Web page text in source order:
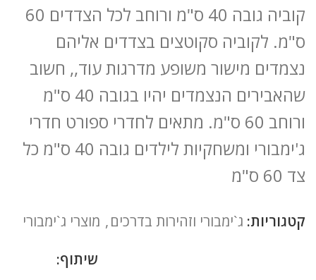
קוביה גובה 40 ס"מ ורוחב לכל הצדדים 60
ס"מ. לקוביה סקוטצים בצדדים אליהם
נצמדים מישור משופע מדרגות עוד,, חשוב
שהאבירים הנצמדים יהיו בגובה 40 ס"מ
ורוחב 60 ס"מ. מתאים לחדרי ספורט חדרי
ג'ימבורי ומשחקיות לילדים גובה 40 ס"מ כל
צד 60 ס"מ
קטגוריות: ג`ימבורי וזהירות בדרכים, מוצרי ג`ימבורי
שיתוף: